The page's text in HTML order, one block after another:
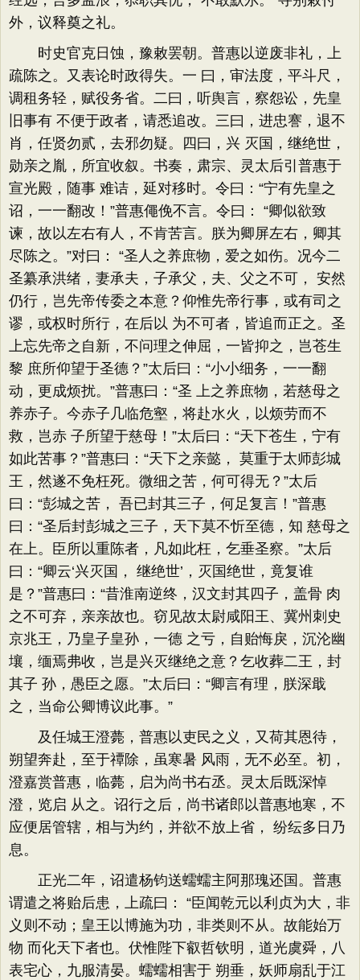
外，议释奠之礼。
时史官克日蚀，豫敕罢朝。普惠以逆废非礼，上
疏陈之。又表论时政得失。一 曰，审法度，平斗尺，
调租务轻，赋役务省。二曰，听舆言，察怨讼，先皇
旧事有 不便于政者，请悉追改。三曰，进忠謇，退不
肖，任贤勿贰，去邪勿疑。四曰，兴 灭国，继绝世，
勋亲之胤，所宜收叙。书奏，肃宗、灵太后引普惠于
宣光殿，随事 难诘，延对移时。令曰：“宁有先皇之
诏，一一翻改！”普惠僶俛不言。令曰： “卿似欲致
谏，故以左右有人，不肯苦言。朕为卿屏左右，卿其
尽陈之。”对曰： “圣人之养庶物，爱之如伤。况今二
圣纂承洪绪，妻承夫，子承父，夫、父之不可， 安然
仍行，岂先帝传委之本意？仰惟先帝行事，或有司之
谬，或权时所行，在后以 为不可者，皆追而正之。圣
上忘先帝之自新，不问理之伸屈，一皆抑之，岂苍生
黎 庶所仰望于圣德？”太后曰：“小小细务，一一翻
动，更成烦扰。”普惠曰：“圣 上之养庶物，若慈母之
养赤子。今赤子几临危壑，将赴水火，以烦劳而不
救，岂赤 子所望于慈母！”太后曰：“天下苍生，宁有
如此苦事？”普惠曰：“天下之亲懿， 莫重于太师彭城
王，然遂不免枉死。微细之苦，何可得无？”太后
曰：“彭城之苦， 吾已封其三子，何足复言！”普惠
曰：“圣后封彭城之三子，天下莫不忻至德，知 慈母之
在上。臣所以重陈者，凡如此枉，乞垂圣察。”太后
曰：“卿云‘兴灭国， 继绝世’，灭国绝世，竟复谁
是？”普惠曰：“昔淮南逆终，汉文封其四子，盖骨 肉
之不可弃，亲亲故也。窃见故太尉咸阳王、冀州刺史
京兆王，乃皇子皇孙，一德 之亏，自贻悔戾，沉沦幽
壤，缅焉弗收，岂是兴灭继绝之意？乞收葬二王，封
其子 孙，愚臣之愿。”太后曰：“卿言有理，朕深戢
之，当命公卿博议此事。”
及任城王澄薨，普惠以吏民之义，又荷其恩待，
朔望奔赴，至于禫除，虽寒暑 风雨，无不必至。初，
澄嘉赏普惠，临薨，启为尚书右丞。灵太后既深悼
澄，览启 从之。诏行之后，尚书诸郎以普惠地寒，不
应便居管辖，相与为约，并欲不放上省， 纷纭多日乃
息。
正光二年，诏遣杨钧送蠕蠕主阿那瑰还国。普惠
谓遣之将贻后患，上疏曰： “臣闻乾元以利贞为大，非
义则不动；皇王以博施为功，非类则不从。故能始万
物 而化天下者也。伏惟陛下叡哲钦明，道光虞舜，八
表宅心，九服清晏。蠕蠕相害于 朔垂，妖师扇乱于江